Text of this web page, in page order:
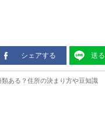
シェアする 送る
類ある？住所の決まり方や豆知識